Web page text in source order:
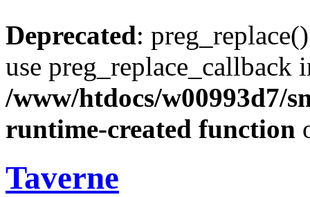
Deprecated:
use preg_replace_callback
/www/htdocs/w00993d7/
runtime-created function
Taverne